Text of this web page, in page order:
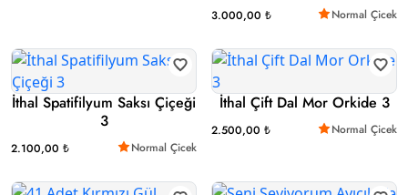
3.000,00 ₺ Normal Çicek
İthal Spatifilyum Saksı Çiçeği
3
2.100,00 ₺ Normal Çicek
İthal Çift Dal Mor Orkide 3
2.500,00 ₺ Normal Çicek